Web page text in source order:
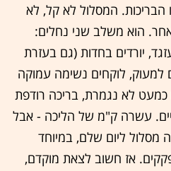
הבריכות. המסלול לא קל, לא
הוא משלב שני נחלים:
יורדים בחדות (גם בעזרת
למעוק, לוקחים נשימה עמוקה
כמעט לא נגמרת, בריכה רודפת
עשרה ק"מ של הליכה - אבל
ליום שלם, במיוחד
אז חשוב לצאת מוקדם,